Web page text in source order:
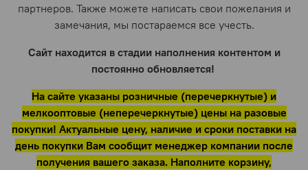
партнеров. Также можете написать свои пожелания и
замечания, мы постараемся все учесть.
Сайт находится в стадии наполнения контентом и
постоянно обновляется!
На сайте указаны розничные (перечеркнутые) и
мелкооптовые (неперечеркнутые) цены на разовые
покупки! Актуальные цену, наличие и сроки поставки на
день покупки Вам сообщит менеджер компании после
получения вашего заказа. Наполните корзину,